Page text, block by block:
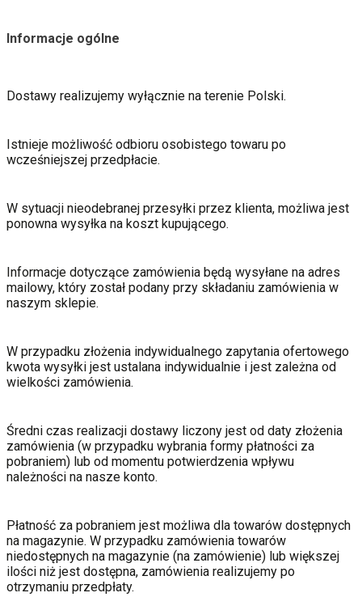
Informacje ogólne
Dostawy realizujemy wyłącznie na terenie Polski.
Istnieje możliwość odbioru osobistego towaru po
wcześniejszej przedpłacie.
W sytuacji nieodebranej przesyłki przez klienta, możliwa jest
ponowna wysyłka na koszt kupującego.
Informacje dotyczące zamówienia będą wysyłane na adres
mailowy, który został podany przy składaniu zamówienia w
naszym sklepie.
W przypadku złożenia indywidualnego zapytania ofertowego
kwota wysyłki jest ustalana indywidualnie i jest zależna od
wielkości zamówienia.
Średni czas realizacji dostawy liczony jest od daty złożenia
zamówienia (w przypadku wybrania formy płatności za
pobraniem) lub od momentu potwierdzenia wpływu
należności na nasze konto.
Płatność za pobraniem jest możliwa dla towarów dostępnych
na magazynie. W przypadku zamówienia towarów
niedostępnych na magazynie (na zamówienie) lub większej
ilości niż jest dostępna, zamówienia realizujemy po
otrzymaniu przedpłaty.